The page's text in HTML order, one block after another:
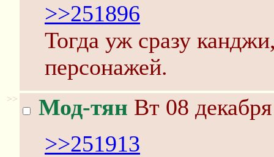
>>251896
Тогда уж сразу
персонажей.
>> Мод-тян Вт 08
>>251913